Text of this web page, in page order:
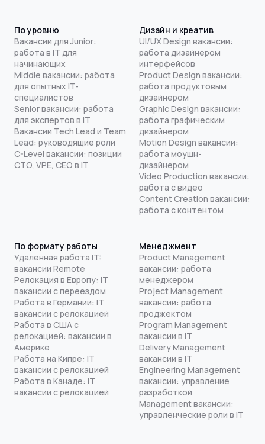
По уровню
Вакансии для Junior:
работа в IT для
начинающих
Middle вакансии: работа
для опытных IT-
специалистов
Senior вакансии: работа
для экспертов в IT
Вакансии Tech Lead и Team
Lead: руководящие роли
C-Level вакансии: позиции
CTO, VPE, CEO в IT
Дизайн и креатив
UI/UX Design вакансии:
работа дизайнером
интерфейсов
Product Design вакансии:
работа продуктовым
дизайнером
Graphic Design вакансии:
работа графическим
дизайнером
Motion Design вакансии:
работа моушн-
дизайнером
Video Production вакансии:
работа с видео
Content Creation вакансии:
работа с контентом
По формату работы
Удаленная работа IT:
вакансии Remote
Релокация в Европу: IT
вакансии с переездом
Работа в Германии: IT
вакансии с релокацией
Работа в США с
релокацией: вакансии в
Америке
Работа на Кипре: IT
вакансии с релокацией
Работа в Канаде: IT
вакансии с релокацией
Менеджмент
Product Management
вакансии: работа
менеджером
Project Management
вакансии: работа
проджектом
Program Management
вакансии в IT
Delivery Management
вакансии в IT
Engineering Management
вакансии: управление
разработкой
Management вакансии:
управленческие роли в IT